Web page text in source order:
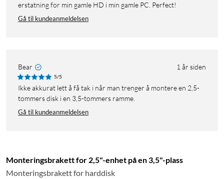
erstatning for min gamle HD i min gamle PC. Perfect!
Gå til kundeanmeldelsen
Bear 1 år siden
5/5
Ikke akkurat lett å få tak i når man trenger å montere en 2,5-
tommers disk i en 3,5-tommers ramme.
Gå til kundeanmeldelsen
Monteringsbrakett for 2,5"-enhet på en 3,5"-plass
Monteringsbrakett for harddisk